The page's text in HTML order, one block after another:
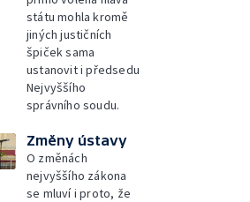
státu mohla kromě
jiných justičních
špiček sama
ustanovit i předsedu
Nejvyššího
správního soudu.
Změny ústavy
O změnách
nejvyššího zákona
se mluví i proto, že